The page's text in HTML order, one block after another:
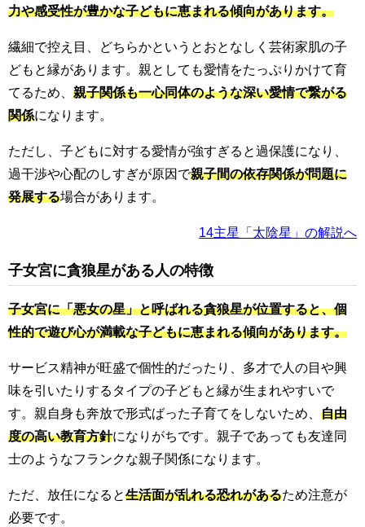
力や感受性が豊かな子どもに恵まれる傾向があります。
繊細で控え目、どちらかというとおとなしく芸術家肌の子
どもと縁があります。親としても愛情をたっぷりかけて育
てるため、 親子関係も一心同体のような深い愛情で繋がる
関係になります。
ただし、子どもに対する愛情が強すぎると過保護になり、
過干渉や心配のしすぎが原因で親子間の依存関係が問題に
発展する場合があります。
14主星「太陰星」の解説へ
子女宮に貪狼星がある人の特徴
子女宮に「悪女の星」と呼ばれる貪狼星が位置すると、個
性的で遊び心が満載な子どもに恵まれる傾向があります。
サービス精神が旺盛で個性的だったり、多才で人の目や興
味を引いたりするタイプの子どもと縁が生まれやすいで
す。親自身も奔放で形式ばった子育てをしないため、 自由
度の高い教育方針になりがちです。親子であっても友達同
士のようなフランクな親子関係になります。
ただ、放任になると生活面が乱れる恐れがあるため注意が
必要です。